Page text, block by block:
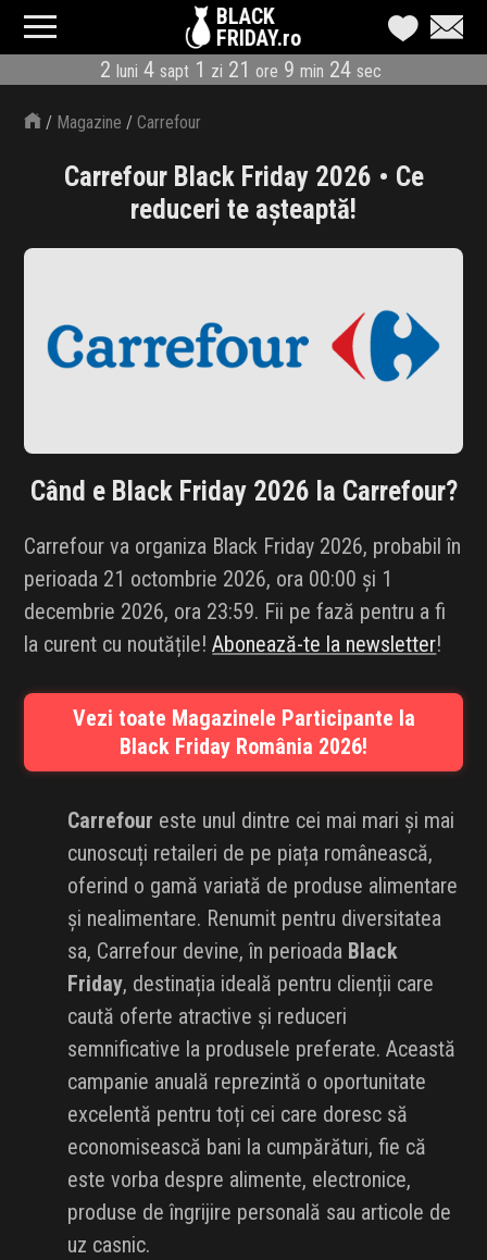
BLACK
FRIDAY.ro
2 luni 4 sapt 1 zi 21 ore 9 min 24 sec
CATEGORII
MAGAZINE
ÎNSCRIE MAGAZIN
LIVE BLOG
CODURI REDUCERE
ABONARE NEWSLETTER
BRANDURI
IDEI DE CADOURI
FAVORITE
/ Magazine /Carrefour
Carrefour Black Friday 2026 • Ce
reduceri te așteaptă!
Când e Black Friday 2026 la Carrefour?
Carrefour va organiza Black Friday 2026, probabil în
perioada 21 octombrie 2026, ora 00:00 și 1
decembrie 2026, ora 23:59. Fii pe fază pentru a fi
la curent cu noutățile!Abonează-te la newsletter!
Vezi toate Magazinele Participante la
Black Friday România 2026!
Carrefour este unul dintre cei mai mari și mai
cunoscuți retaileri de pe piața românească,
oferind o gamă variată de produse alimentare
și nealimentare. Renumit pentru diversitatea
sa, Carrefour devine, în perioada Black
Friday, destinația ideală pentru clienții care
caută oferte atractive și reduceri
semnificative la produsele preferate. Această
campanie anuală reprezintă o oportunitate
excelentă pentru toți cei care doresc să
economisească bani la cumpărături, fie că
este vorba despre alimente, electronice,
produse de îngrijire personală sau articole de
uz casnic.